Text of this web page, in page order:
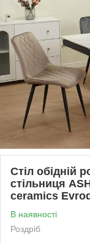
Стіл обідній
стільниця
ceramics
В наявності
Роздріб